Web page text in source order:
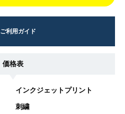
ご利用ガイド
価格表
インクジェットプリント
刺繍